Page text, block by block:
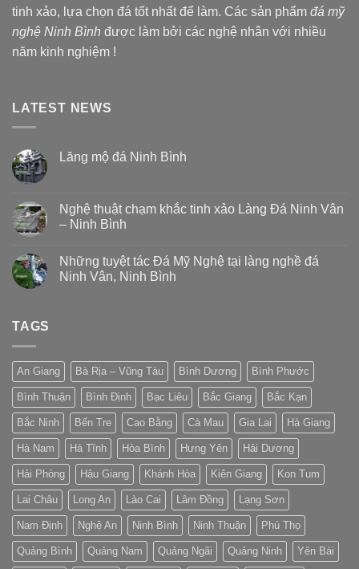
tinh xảo, lựa chọn đá tốt nhất để làm. Các sản phẩm đá mỹ
nghệ Ninh Bình được làm bởi các nghệ nhân với nhiều
năm kinh nghiệm !
LATEST NEWS
Lăng mộ đá Ninh Bình
Nghệ thuật chạm khắc tinh xảo Làng Đá Ninh Vân
– Ninh Bình
Những tuyệt tác Đá Mỹ Nghệ tại làng nghề đá
Ninh Vân, Ninh Bình
TAGS
An Giang Bà Rịa – Vũng Tàu Bình Dương Bình Phước
Bình Thuận Bình Định Bạc Liêu Bắc Giang Bắc Kạn
Bắc Ninh Bến Tre Cao Bằng Cà Mau Gia Lai Hà Giang
Hà Nam Hà Tĩnh Hòa Bình Hưng Yên Hải Dương
Hải Phòng Hậu Giang Khánh Hòa Kiên Giang Kon Tum
Lai Châu Long An Lào Cai Lâm Đồng Lạng Sơn
Nam Định Nghệ An Ninh Bình Ninh Thuận Phú Thọ
Quảng Bình Quảng Nam Quảng Ngãi Quảng Ninh Yên Bái